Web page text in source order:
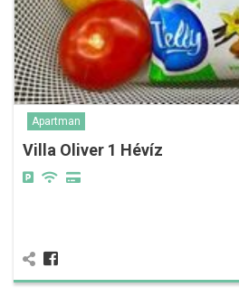
Apartman
Villa Oliver 1 Hévíz